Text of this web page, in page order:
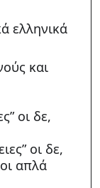
ελληνικά
και
οι δε,
οι δε,
απλά